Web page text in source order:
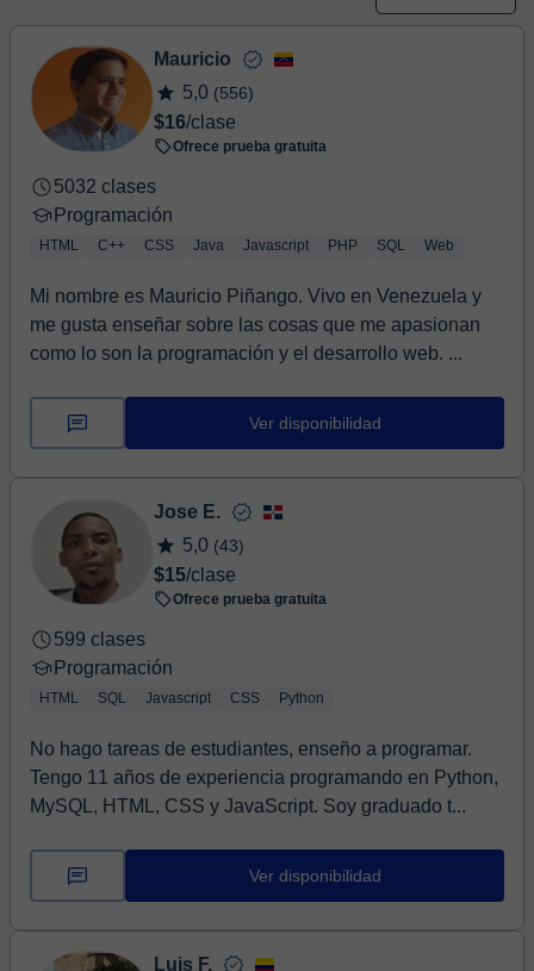
Mauricio
5,0 (556)
$16/clase
Ofrece prueba gratuita
5032 clases
Programación
HTML C++ CSS Java Javascript PHP SQL Web
Mi nombre es Mauricio Piñango. Vivo en Venezuela y
me gusta enseñar sobre las cosas que me apasionan
como lo son la programación y el desarrollo web. ...
Ver disponibilidad
Jose E.
5,0 (43)
$15/clase
Ofrece prueba gratuita
599 clases
Programación
HTML SQL Javascript CSS Python
No hago tareas de estudiantes, enseño a programar.
Tengo 11 años de experiencia programando en Python,
MySQL, HTML, CSS y JavaScript. Soy graduado t...
Ver disponibilidad
Luis F.